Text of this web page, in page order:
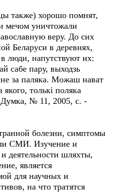
также) хорошо помнят,
мечом уничтожали
веру. До сих
Беларуси в деревнях,
люди, напутствуют их:
сабе пару, выходзь
за паляка. Можаш нават
якого, толькі поляка
№ 11, 2005, с. -
болезни, симптомы
СМИ. Изучение и
деятельности шляхты,
является
для научных и
на что тратятся